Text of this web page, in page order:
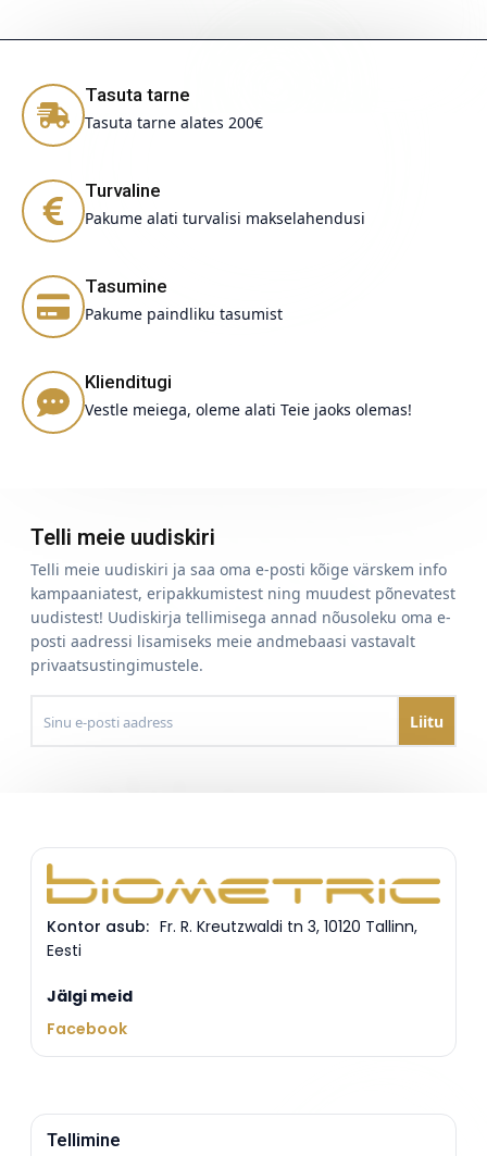
Tasuta tarne
Tasuta tarne alates 200€
Turvaline
Pakume alati turvalisi makselahendusi
Tasumine
Pakume paindliku tasumist
Klienditugi
Vestle meiega, oleme alati Teie jaoks olemas!
Telli meie uudiskiri
Telli meie uudiskiri ja saa oma e-posti kõige värskem info
kampaaniatest, eripakkumistest ning muudest põnevatest
uudistest! Uudiskirja tellimisega annad nõusoleku oma e-
posti aadressi lisamiseks meie andmebaasi vastavalt
privaatsustingimustele.
Sinu e-
aadress
Kontor asub: Fr. R. Kreutzwaldi tn 3, 10120 Tallinn,
Eesti
Jälgi meid
Facebook
Tellimine